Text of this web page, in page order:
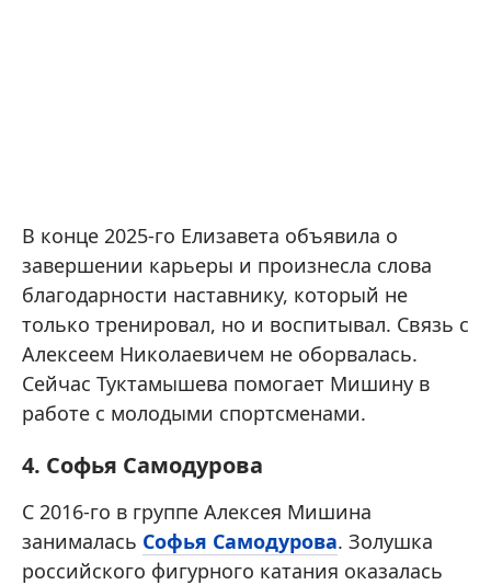
В конце 2025-го Елизавета объявила о
завершении карьеры и произнесла слова
благодарности наставнику, который не
только тренировал, но и воспитывал. Связь с
Алексеем Николаевичем не оборвалась.
Сейчас Туктамышева помогает Мишину в
работе с молодыми спортсменами.
4. Софья Самодурова
С 2016-го в группе Алексея Мишина
занималась Софья Самодурова. Золушка
российского фигурного катания оказалась